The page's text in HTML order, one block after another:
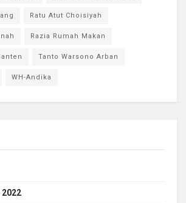
Ratu Atut Choisiyah
Razia Rumah Makan
Tanto Warsono Arban
WH-Andika
2022